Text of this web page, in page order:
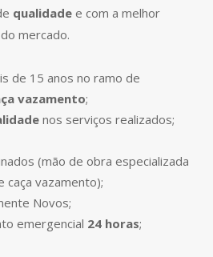
qualidade e com a melhor
mercado.
de 15 anos no ramo de
vazamento;
nos serviços realizados;
(mão de obra especializada
vazamento);
Novos;
emergencial 24 horas;